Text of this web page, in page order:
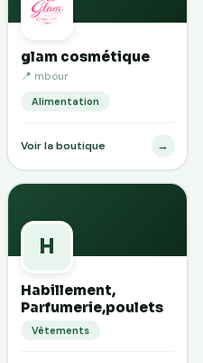
glam cosmétique
📍 mbour
Alimentation
Voir la boutique →
H
Habillement,
Parfumerie,poulets
Vêtements